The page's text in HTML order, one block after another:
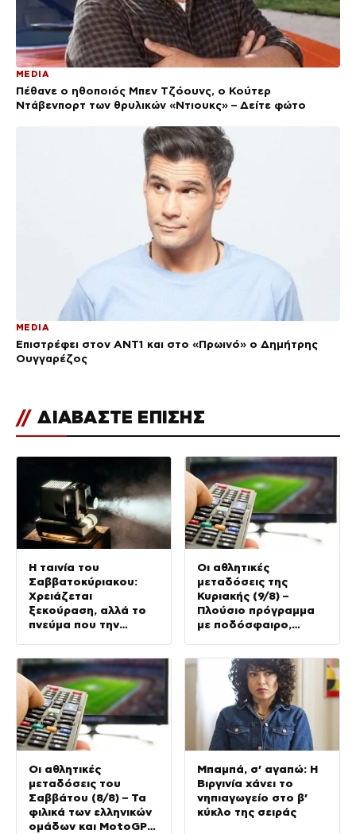
MEDIA
Πέθανε ο ηθοποιός Μπεν Τζόουνς, ο Κούτερ
Ντάβενπορτ των θρυλικών «Ντιουκς» – Δείτε φώτο
MEDIA
Επιστρέφει στον ΑΝΤ1 και στο «Πρωινό» ο Δημήτρης
Ουγγαρέζος
// ΔΙΑΒΑΣΤΕ ΕΠΙΣΗΣ
Η ταινία του
Σαββατοκύριακου:
Χρειάζεται
ξεκούραση, αλλά το
πνεύμα που την
να πάρει αυτό που
θέλει
Οι αθλητικές
μεταδόσεις της
Κυριακής (9/8) –
Πλούσιο πρόγραμμα
με ποδόσφαιρο,
Οι αθλητικές
μεταδόσεις του
Σαββάτου (8/8) – Τα
φιλικά των ελληνικών
ομάδων και MotoGP
Μπαμπά, σ’ αγαπώ: Η
Βιργινία χάνει το
νηπιαγωγείο στο β’
κύκλο της σειράς